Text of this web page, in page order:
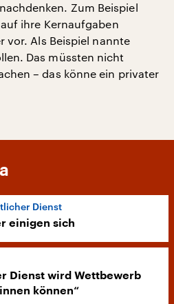
Zum Beispiel
ihre Kernaufgaben
vor. Als Beispiel nannte
Das müssten nicht
– das könne ein privater
Dienst
einigen sich
Dienst wird Wettbewerb
können“